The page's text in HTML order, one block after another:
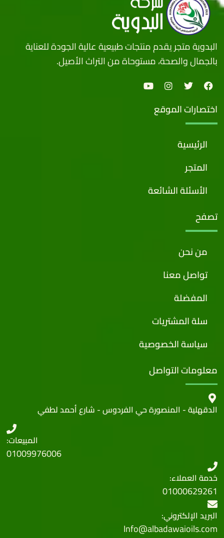
البدوية متجر يقدم منتجات طبيعية عالية الجودة للعناية
بالجمال والصحة، مستوحاة من التراث الأصيل.
اختصارات الموقع
الرئيسية
المتجر
الأسئلة الشائعة
تصفح
من نحن
تواصل معنا
المفضلة
سلة المشتريات
سياسة الخصوصية
معلومات التواصل
الدقهلية - المنصورة حي الفردوس - شارع أحمد لطفي
المبيعات:
01009976006
خدمة العملاء:
01000629261
البريد الإلكتروني:
Info@albadawaioils.com